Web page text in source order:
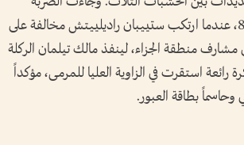
القاضية في الدقيقة 80، عندما ارتكب ستييبان راديلييتش مخالفة على
منطقة الجزاء، لينفذ مالك تيلمان الركلة
رائعة استقرت في الزاوية العليا للمرمى، مؤكداً
وحاسماً بطاقة العبور.